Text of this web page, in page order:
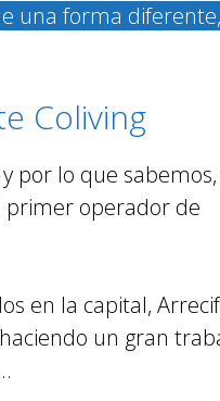
una forma
Coliving
por lo que sabemos,
primer operador de
en la capital,
un gran